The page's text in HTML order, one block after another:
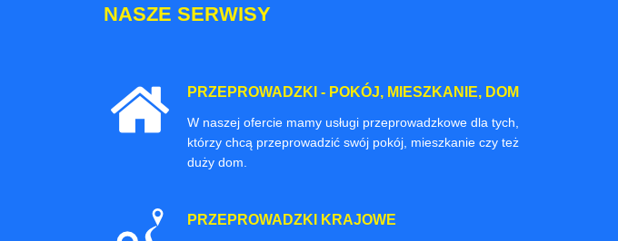
NASZE SERWISY
PRZEPROWADZKI - POKÓJ, MIESZKANIE, DOM
W naszej ofercie mamy usługi przeprowadzkowe dla tych,
którzy chcą przeprowadzić swój pokój, mieszkanie czy też
duży dom.
PRZEPROWADZKI KRAJOWE